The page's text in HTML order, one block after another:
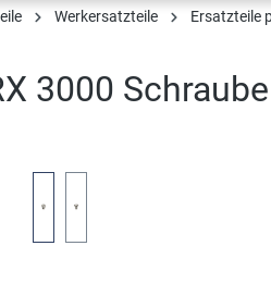
Werkersatzteile Ersatzteile
3000